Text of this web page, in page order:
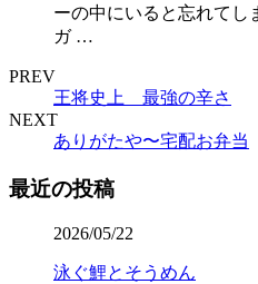
ーの中にいると忘れてし
ガ …
PREV
王将史上 最強の辛さ
NEXT
ありがたや〜宅配お弁当
最近の投稿
2026/05/22
泳ぐ鯉とそうめん